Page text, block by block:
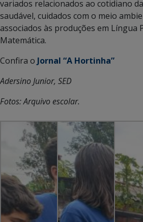
variados relacionados ao cotidiano
saudável, cuidados com o meio
associados às produções em Língua
Matemática.
Confira o Jornal “A Hortinha”
Adersino Junior, SED
Fotos: Arquivo escolar.